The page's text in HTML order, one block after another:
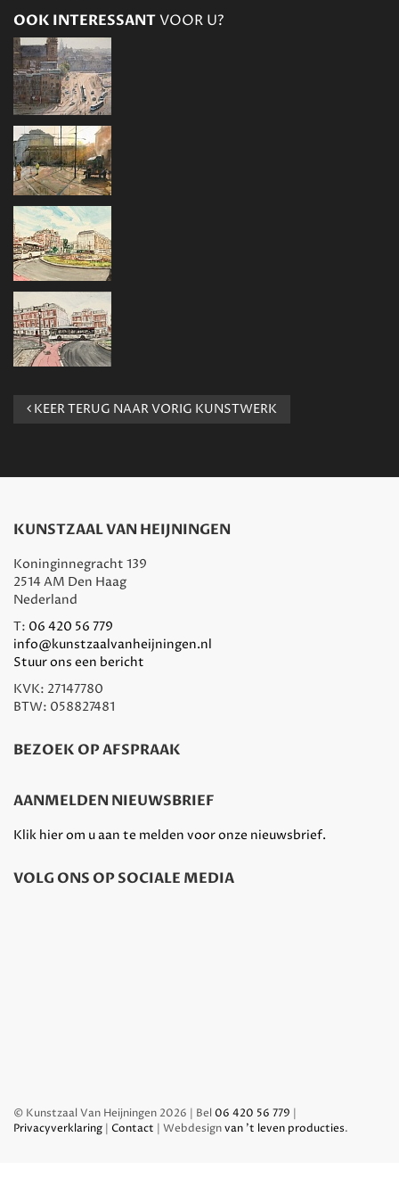
OOK INTERESSANTVOOR U?
KEER TERUG NAAR VORIG KUNSTWERK
KUNSTZAAL VAN HEIJNINGEN
Koninginnegracht 139
2514 AM Den Haag
Nederland
T: 06 420 56 779
info@kunstzaalvanheijningen.nl
Stuur ons een bericht
KVK: 27147780
BTW: 058827481
BEZOEK OP AFSPRAAK
AANMELDEN NIEUWSBRIEF
Klik hier om u aan te melden voor onze nieuwsbrief.
VOLG ONS OP SOCIALE MEDIA
© Kunstzaal Van Heijningen 2026 | Bel 06 420 56 779 |
Privacyverklaring | Contact | Webdesignvan 't leven producties.